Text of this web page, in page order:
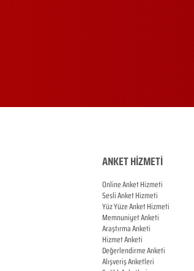
ANKET HİZMETİ
Online Anket Hizmeti
Sesli Anket Hizmeti
Yüz Yüze Anket Hizmeti
Memnuniyet Anketi
Araştırma Anketi
Hizmet Anketi
Değerlendirme Anketi
Alışveriş Anketleri